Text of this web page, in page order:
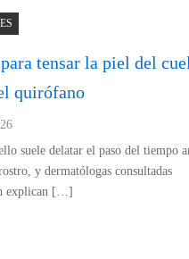
tensar la piel del
quirófano
suele delatar el paso del tiempo
y dermatólogas consultadas
explican […]